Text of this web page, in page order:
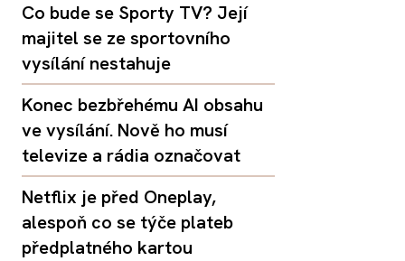
Co bude se Sporty TV? Její
majitel se ze sportovního
vysílání nestahuje
Konec bezbřehému AI obsahu
ve vysílání. Nově ho musí
televize a rádia označovat
Netflix je před Oneplay,
alespoň co se týče plateb
předplatného kartou